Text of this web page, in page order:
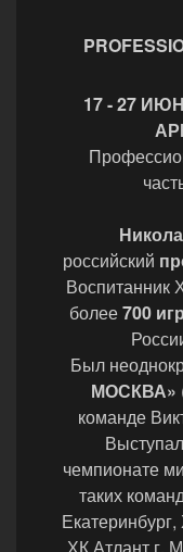
17 - 27
российский
Воспитанник
более700 игр
Был
МОСКВА»
команде
чемпионате
таких